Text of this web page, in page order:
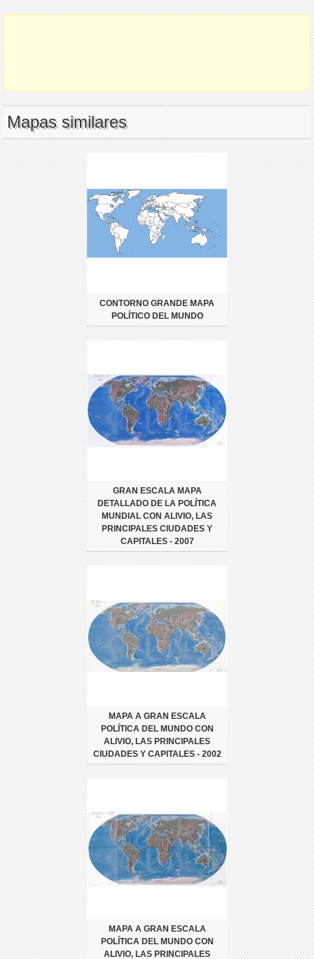
Mapas similares
CONTORNO GRANDE MAPA
POLÍTICO DEL MUNDO
GRAN ESCALA MAPA
DETALLADO DE LA POLÍTICA
MUNDIAL CON ALIVIO, LAS
PRINCIPALES CIUDADES Y
CAPITALES - 2007
MAPA A GRAN ESCALA
POLÍTICA DEL MUNDO CON
ALIVIO, LAS PRINCIPALES
CIUDADES Y CAPITALES - 2002
MAPA A GRAN ESCALA
POLÍTICA DEL MUNDO CON
ALIVIO, LAS PRINCIPALES